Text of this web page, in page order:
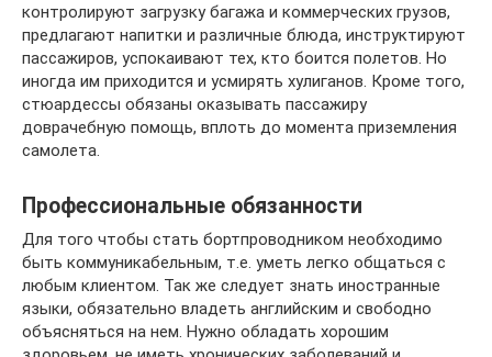
контролируют загрузку багажа и коммерческих грузов,
предлагают напитки и различные блюда, инструктируют
пассажиров, успокаивают тех, кто боится полетов. Но
иногда им приходится и усмирять хулиганов. Кроме того,
стюардессы обязаны оказывать пассажиру
доврачебную помощь, вплоть до момента приземления
самолета.
Профессиональные обязанности
Для того чтобы стать бортпроводником необходимо
быть коммуникабельным, т.е. уметь легко общаться с
любым клиентом. Так же следует знать иностранные
языки, обязательно владеть английским и свободно
объясняться на нем. Нужно обладать хорошим